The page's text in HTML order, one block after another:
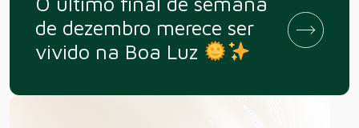
de dezembro merece ser
vivido na Boa Luz